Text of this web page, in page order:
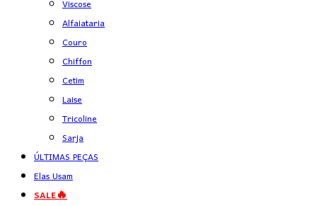
Viscose
Alfaiataria
Couro
Chiffon
Cetim
Laise
Tricoline
Sarja
ÚLTIMAS PEÇAS
Elas Usam
SALE🔥